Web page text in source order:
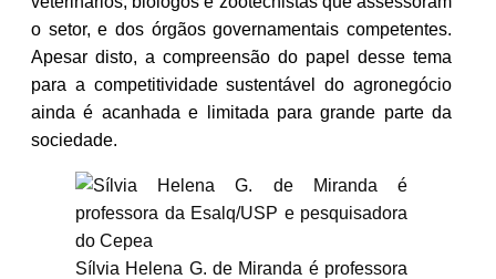
o setor, e dos órgãos governamentais competentes.
Apesar disto, a compreensão do papel desse tema
para a competitividade sustentável do agronegócio
ainda é acanhada e limitada para grande parte da
sociedade.
Sílvia Helena G. de Miranda é professora